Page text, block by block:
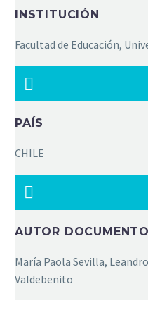
INSTITUCIÓN
Facultad de Educación,
PAÍS
CHILE
AUTOR DOCUMENTO
María Paola Sevilla,
Valdebenito